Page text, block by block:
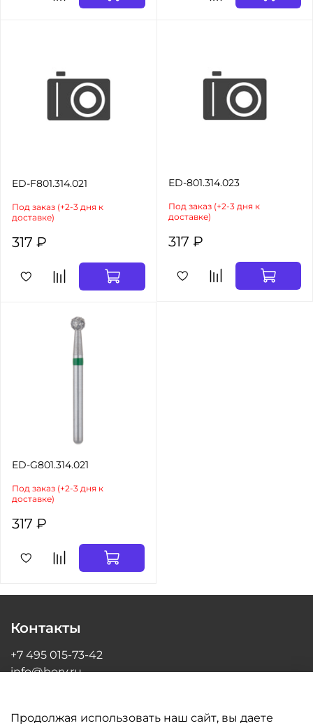
ED-F801.314.021
Под заказ (+2-3 дня к
доставке)
317 ₽
ED-801.314.023
Под заказ (+2-3 дня к
доставке)
317 ₽
ED-G801.314.021
Под заказ (+2-3 дня к
доставке)
317 ₽
Контакты
+7 495 015-73-42
info@bory.ru
Продолжая использовать наш сайт, вы даете